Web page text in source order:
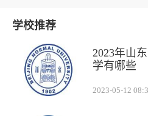
学校推荐
2023年山
学有哪些
2023-05-12